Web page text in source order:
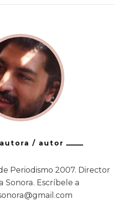
/ autor
Periodismo 2007. Director
Sonora. Escríbele a